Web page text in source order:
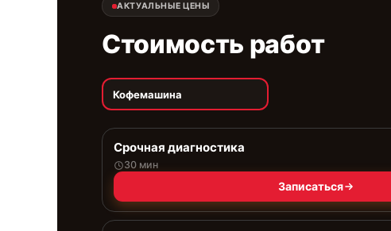
АКТУАЛЬНЫЕ ЦЕНЫ
Стоимость работ
Кофемашина
Срочная диагностика
30 мин
Записаться